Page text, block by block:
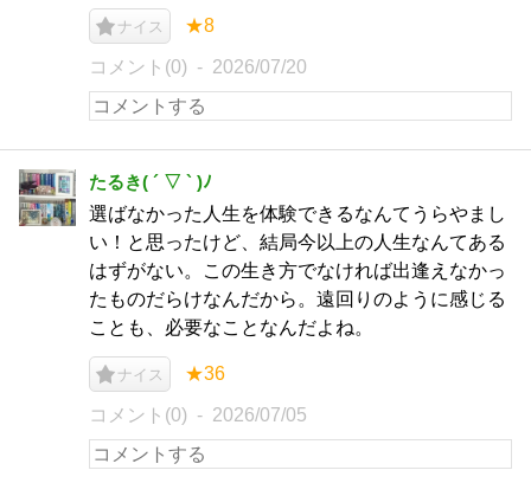
ナイス ★8
コメント(0) 2026/07/20
たるき( ´ ▽ ` )ﾉ
選ばなかった人生を体験できるなんてうらやまし
い！と思ったけど、結局今以上の人生なんてある
はずがない。この生き方でなければ出逢えなかっ
たものだらけなんだから。遠回りのように感じる
ことも、必要なことなんだよね。
ナイス ★36
コメント(0) 2026/07/05